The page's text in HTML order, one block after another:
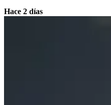
Hace 2 días